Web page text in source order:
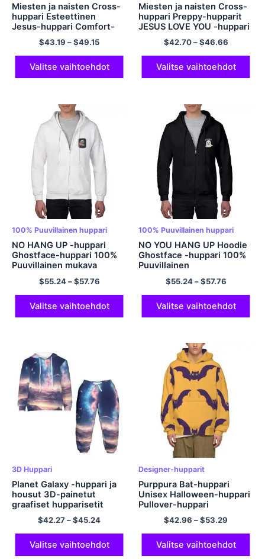
Miesten ja naisten Cross-
huppari Esteettinen
Jesus-huppari Comfort-
vetoketjuhuppari
Polyesterihuppari Jesus-
huppari, jossa on
ruusuhuppari Streetwear-
huppari
$43.19 –$49.15
Valitse vaihtoehdot
Miesten ja naisten Cross-
huppari Preppy-hupparit
JESUS ​​LOVE YOU -huppari
Mielenterveyshuppari
Ylisuuri Pullover-huppari
Polyesterihupparit
Vaaleansininen
Esteettinen huppari
$42.70–$46.66
Valitse vaihtoehdot
100% Puuvillainen huppari
NO HANG UP -huppari
Ghostface-huppari 100%
Puuvillainen mukava
huppari vetoketjullinen
huppari miehille ja naisille
Halloween-huppari
Yhteensopiva huppari
Monivärinen
$55.24–$57.76
Valitse vaihtoehdot
100% Puuvillainen huppari
NO YOU HANG UP Hoodie
Ghostface -huppari 100%
Puuvillainen
vetoketjullinen huppari
miehille ja naisille
Halloween-huppari,
monivärinen
$55.24–$57.76
Valitse vaihtoehdot
3D Huppari
Planet Galaxy -huppari ja
housut 3D-painetut
graafiset hupparisetit
lapsille
Polyesterihupparisarjat
$42.27–$45.24
Valitse vaihtoehdot
Designer-hupparit
Purppura Bat-huppari
Unisex Halloween-huppari
Pullover-huppari
$42.96 –$53.29
Valitse vaihtoehdot